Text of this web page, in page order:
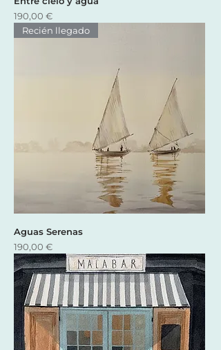
Precio
190,00 €
Recién llegado
Aguas Serenas
Precio
190,00 €